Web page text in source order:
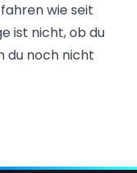
wie seit
ist nicht, ob du
du noch nicht